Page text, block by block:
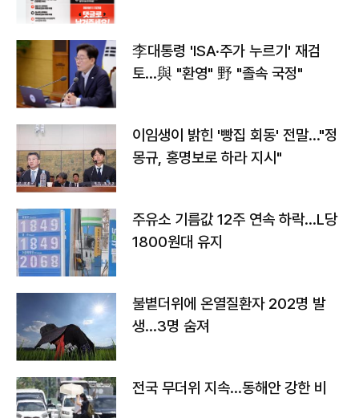
李대통령 'ISA·주가 누르기' 재검
토…與 "환영" 野 "졸속 국정"
이임생이 밝힌 '빵집 회동' 전말…"정
몽규, 홍명보로 하라 지시"
주유소 기름값 12주 연속 하락…L당
1800원대 유지
불볕더위에 온열질환자 202명 발
생…3명 숨져
전국 무더위 지속…동해안 강한 비